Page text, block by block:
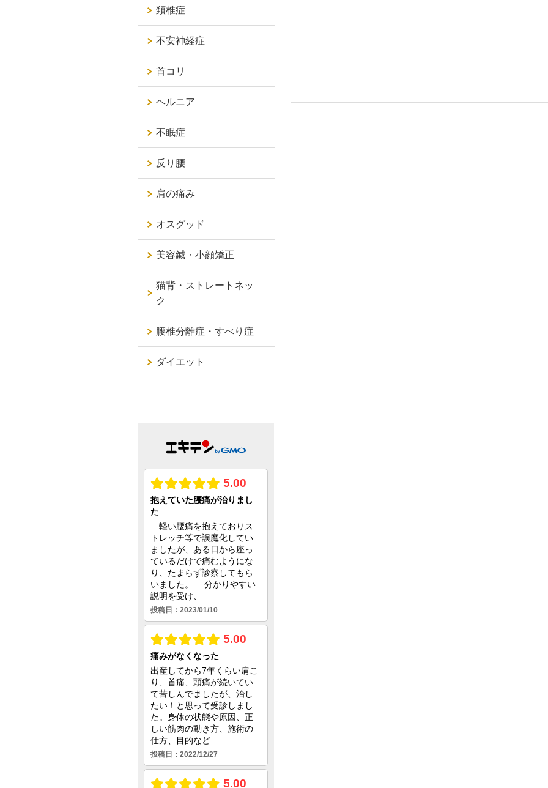
頚椎症
不安神経症
首コリ
ヘルニア
不眠症
反り腰
肩の痛み
オスグッド
美容鍼・小顔矯正
猫背・ストレートネッ
ク
腰椎分離症・すべり症
ダイエット